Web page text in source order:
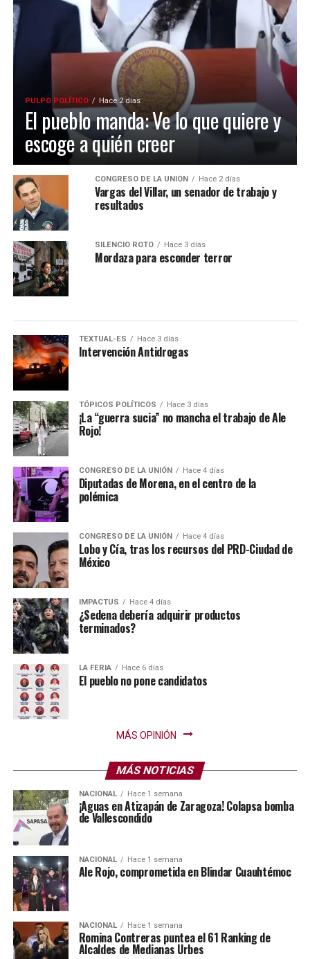
PULPO POLÍTICO Hace 2 días
El pueblo manda: Ve lo que quiere y
escoge a quién creer
CONGRESO DE LA UNIÓN Hace 2 días
Vargas del Villar, un senador de trabajo y
resultados
SILENCIO ROTO Hace 3 días
Mordaza para esconder terror
TEXTUAL-ES Hace 3 días
Intervención Antidrogas
TÓPICOS POLÍTICOS Hace 3 días
¡La “guerra sucia” no mancha el trabajo de Ale
Rojo!
CONGRESO DE LA UNIÓN Hace 4 días
Diputadas de Morena, en el centro de la
polémica
CONGRESO DE LA UNIÓN Hace 4 días
Lobo y Cía, tras los recursos del PRD-Ciudad de
México
IMPACTUS Hace 4 días
¿Sedena debería adquirir productos
terminados?
LA FERIA Hace 6 días
El pueblo no pone candidatos
MÁS OPINIÓN
MÁS NOTICIAS
NACIONAL Hace 1 semana
¡Aguas en Atizapán de Zaragoza! Colapsa bomba
de Vallescondido
NACIONAL Hace 1 semana
Ale Rojo, comprometida en Blindar Cuauhtémoc
NACIONAL Hace 1 semana
Romina Contreras puntea el 61 Ranking de
Alcaldes de Medianas Urbes